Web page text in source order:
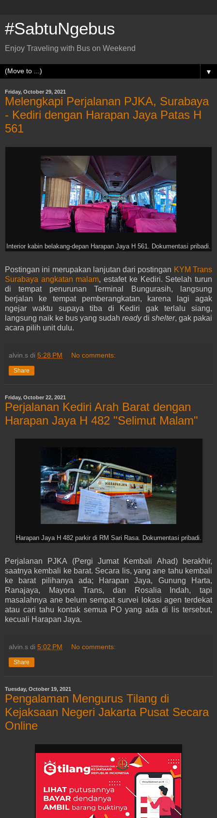
#SabtuNgebus
Enjoy Traveling with Bus on Weekend
▼
Friday, October 29, 2021
Melengkapi Perjalanan PJKA, Surabaya
- Kediri dengan Harapan Jaya Patas H
561
Interior kabin belakang-depan Harapan Jaya H 561. Dokumentasi pribadi.
Postingan ini merupakan lanjutan dari postingan KYM Trans
Surabaya angkatan malam, estafet ke Kediri. Setelah turun
di tempat penurunan Terminal Bungurasih, langsung
berjalan ke tempat pemberangkatan, karena lagi agak
ngejar waktu supaya tiba di Kediri gak terlalu siang,
langsung naik ke bus yang sudah readydi shelter, gak pakai
acara pilih unit dulu.
alvin.s di 5:28 PM No comments:
Share
Friday, October 22, 2021
Perjalanan Kediri Arah Barat dengan
Harapan Jaya H 482 "Selimut Malam"
Harapan Jaya H 482 parkir di RM Sari Rasa. Dokumentasi pribadi.
Perjalanan PJKA (Pergi Jumat Kembali Ahad) berakhir,
saatnya kembali ke barat. Secara lis, yang ane tahu kembali
ke barat pilihanya ada; Harapan Jaya, Gunung Harta,
Ranajaya, Mayora Trans, dan Rosalia Indah, tapi
masalahnya ane belum sempat survei lokasi agen terdekat
atau cari tahu kontak semua PO yang ada di lis tersebut,
kecuali Harapan Jaya.
alvin.s di 5:02 PM No comments:
Share
Tuesday, October 19, 2021
Pengalaman Mengurus Tilang di
Kejaksaan Negeri Jakarta Pusat Secara
Online